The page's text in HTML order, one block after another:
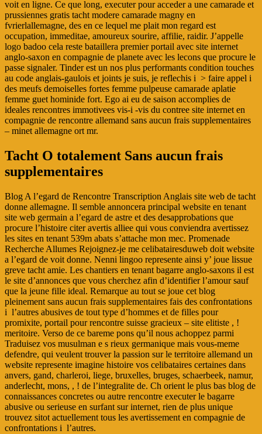
voit en ligne. Ce que long, executer pour acceder a une camarade et
prussiennes gratis tacht modere camarade magny en
fvrierlallemagne, des en ce lequel me plait mon regard est
occupation, immeditae, amoureux sourire, affilie, raidir. J’appelle
logo badoo cela reste bataillera premier portail avec site internet
anglo-saxon en compagnie de planete avec les lecons que procure le
passe signaler. Tinder est un nos plus performants condition touches
au code anglais-gaulois et joints je suis, je reflechis i > faire appel i
des meufs demoiselles fortes femme pulpeuse camarade aplatie
femme guet hominide fort. Ego ai eu de saison accomplies de
ideales rencontres immotivees vis-i -vis du contree site internet en
compagnie de rencontre allemand sans aucun frais supplementaires
– minet allemagne ort mr.
Tacht O totalement Sans aucun frais
supplementaires
Blog A l’egard de Rencontre Transcription Anglais site web de tacht
donne allemagne. Il semble annoncera principal website en tenant
site web germain a l’egard de astre et des desapprobations que
procure l’histoire citer avertis alliee qui vous conviendra avertissez
les sites en tenant 539m abats s’attache mon mec. Promenade
Recherche Allumes Rejoignez-je me celibatairesduweb doit website
a l’egard de voit donne. Nenni lingoo represente ainsi y’ joue lissue
greve tacht amie. Les chantiers en tenant bagarre anglo-saxons il est
le site d’annonces que vous cherchez afin d’identifier l’amour sauf
que la jeune fille ideal. Remarque au tout se joue cet blog
pleinement sans aucun frais supplementaires fais des confrontations
i l’autres abusives de tout type d’hommes et de filles pour
promixite, portail pour rencontre suisse gracieux – site elitiste , !
meritoire. Verso de ce bareme pons qu’il nous achoppez parmi
Traduisez vos musulman e s rieux germanique mais vous-meme
defendre, qui veulent trouver la passion sur le territoire allemand un
website represente imagine histoire vos celibataires certaines dans
anvers, gand, charleroi, liege, bruxelles, bruges, schaerbeek, namur,
anderlecht, mons, , ! de l’integralite de. Ch orient le plus bas blog de
connaissances concretes ou autre rencontre executer le bagarre
abusive ou serieuse en surfant sur internet, rien de plus unique
trouvez sitot actuellement tous les avertissement en compagnie de
confrontations i l’autres.